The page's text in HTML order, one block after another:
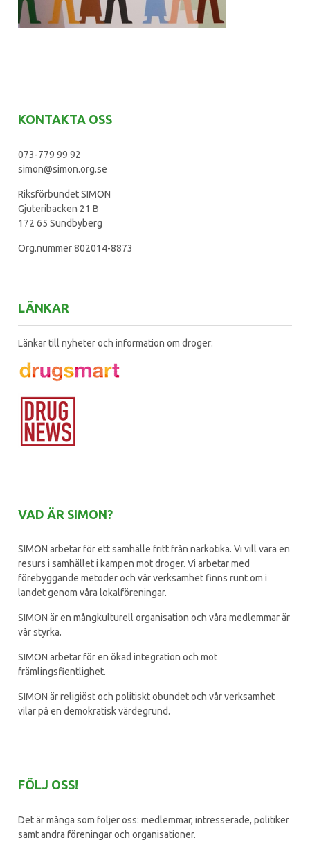
KONTAKTA OSS
073-779 99 92
simon@simon.org.se
Riksförbundet SIMON
Gjuteribacken 21 B
172 65 Sundbyberg
Org.nummer 802014-8873
LÄNKAR
Länkar till nyheter och information om droger:
VAD ÄR SIMON?
SIMON arbetar för ett samhälle fritt från narkotika. Vi vill vara en
resurs i samhället i kampen mot droger. Vi arbetar med
förebyggande metoder och vår verksamhet finns runt om i
landet genom våra lokalföreningar.
SIMON är en mångkulturell organisation och våra medlemmar är
vår styrka.
SIMON arbetar för en ökad integration och mot
främlingsfientlighet.
SIMON är religiöst och politiskt obundet och vår verksamhet
vilar på en demokratisk värdegrund.
FÖLJ OSS!
Det är många som följer oss: medlemmar, intresserade, politiker
samt andra föreningar och organisationer.